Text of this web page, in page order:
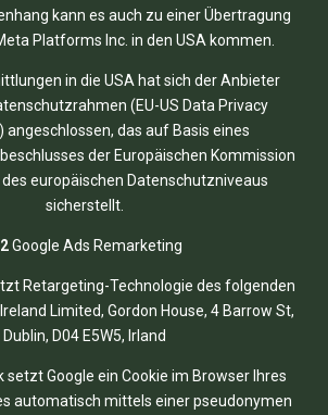
kann es auch zu einer Übertragung
Platforms Inc. in den USA kommen.
in die USA hat sich der Anbieter
(EU-US Data Privacy
angeschlossen, das auf Basis eines
der Europäischen Kommission
europäischen Datenschutzniveaus
sicherstellt.
Google Ads Remarketing
Retargeting-Technologie des folgenden
Limited, Gordon House, 4 Barrow St,
Dublin, D04 E5W5, Irland
setzt Google ein Cookie im Browser Ihres
automatisch mittels einer pseudonymen